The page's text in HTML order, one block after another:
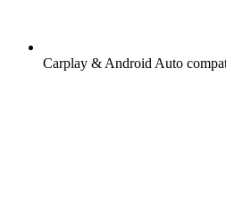
Carplay & Android Auto